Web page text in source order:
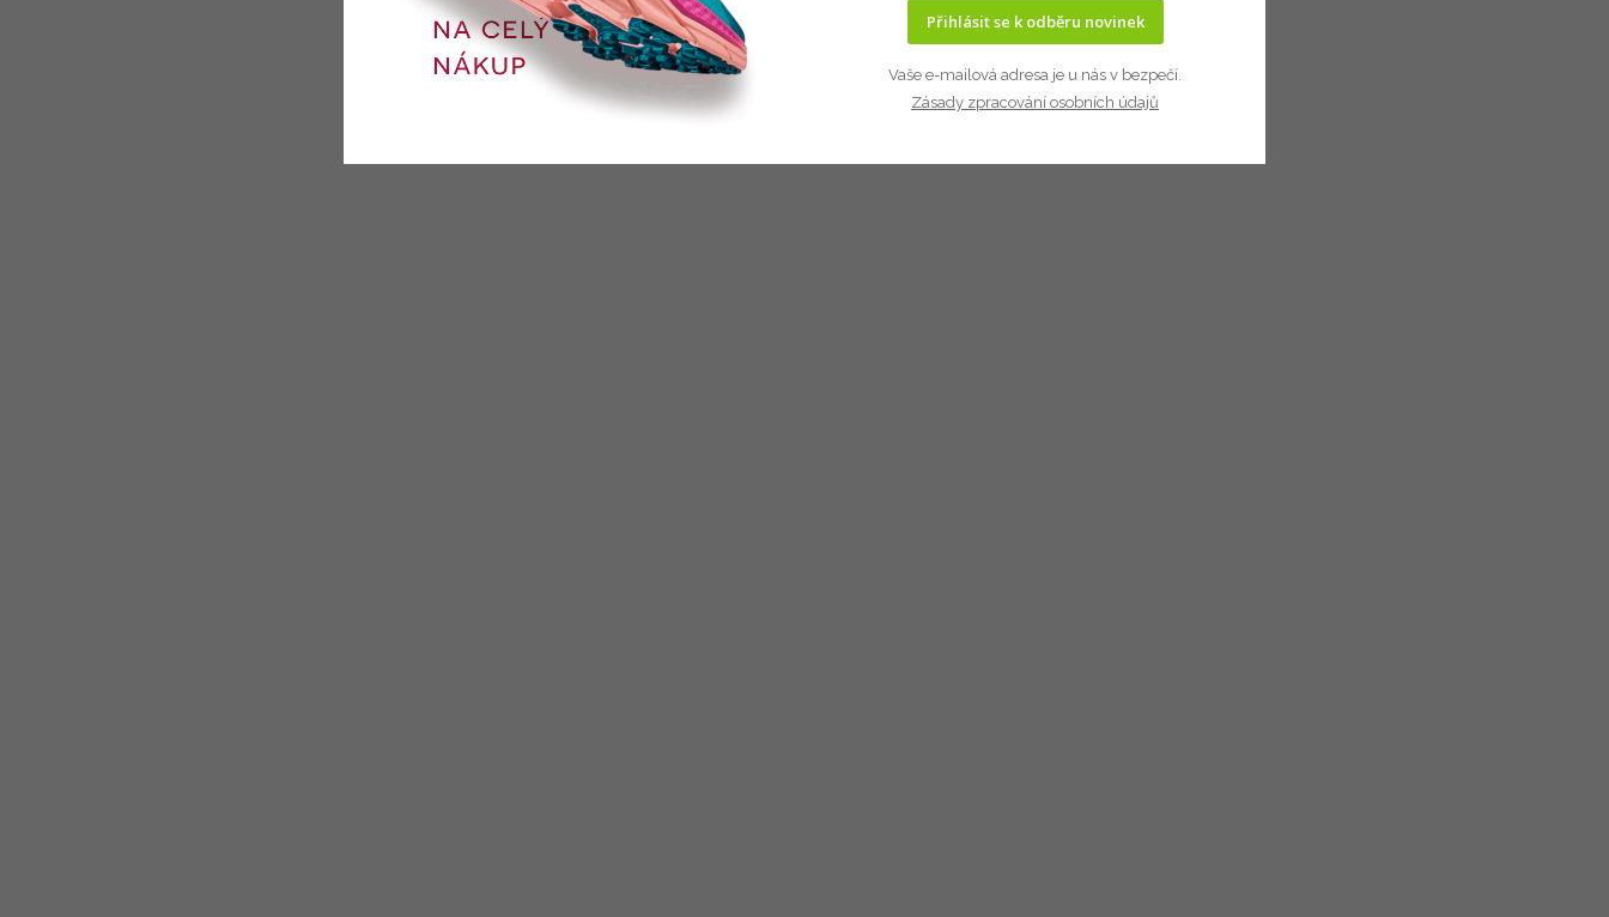
Přihlásit se k odběru novinek
Vaše e-mailová adresa je u nás v bezpečí.
Zásady zpracování osobních údajů